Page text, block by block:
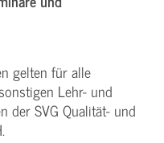
gelten für alle
Lehr- und
der SVG Qualität- und